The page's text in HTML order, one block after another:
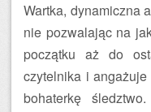
Wartka, dynamiczna
nie pozwalając na
początku aż do
czytelnika i
bohaterkę